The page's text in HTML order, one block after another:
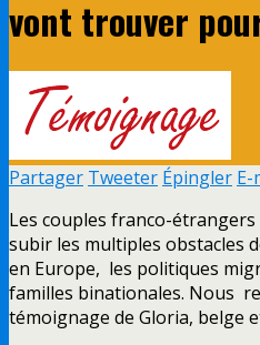
vont trouver
Partager Tweeter Épingler E-
Les couples franco-
subir les multiples obstacles
en Europe, les politiques
familles binationales. Nous
témoignage de Gloria, belge